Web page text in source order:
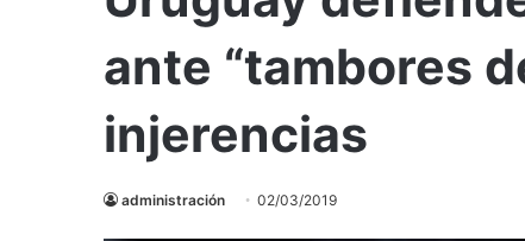
ante “tambores
injerencias
administración 02/03/2019